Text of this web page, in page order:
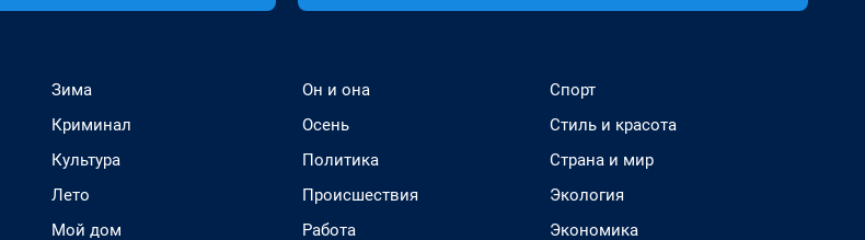
Зима
Криминал
Культура
Лето
Мой дом
Он и она
Осень
Политика
Происшествия
Работа
Спорт
Стиль и красота
Страна и мир
Экология
Экономика